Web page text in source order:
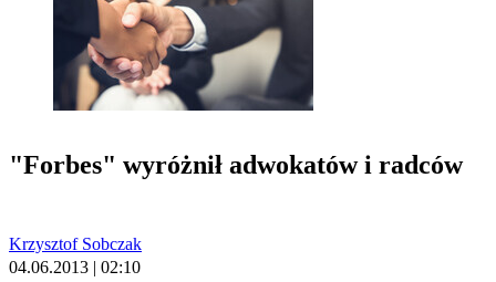
"Forbes" wyróżnił adwokatów i radców
Krzysztof Sobczak
04.06.2013 | 02:10